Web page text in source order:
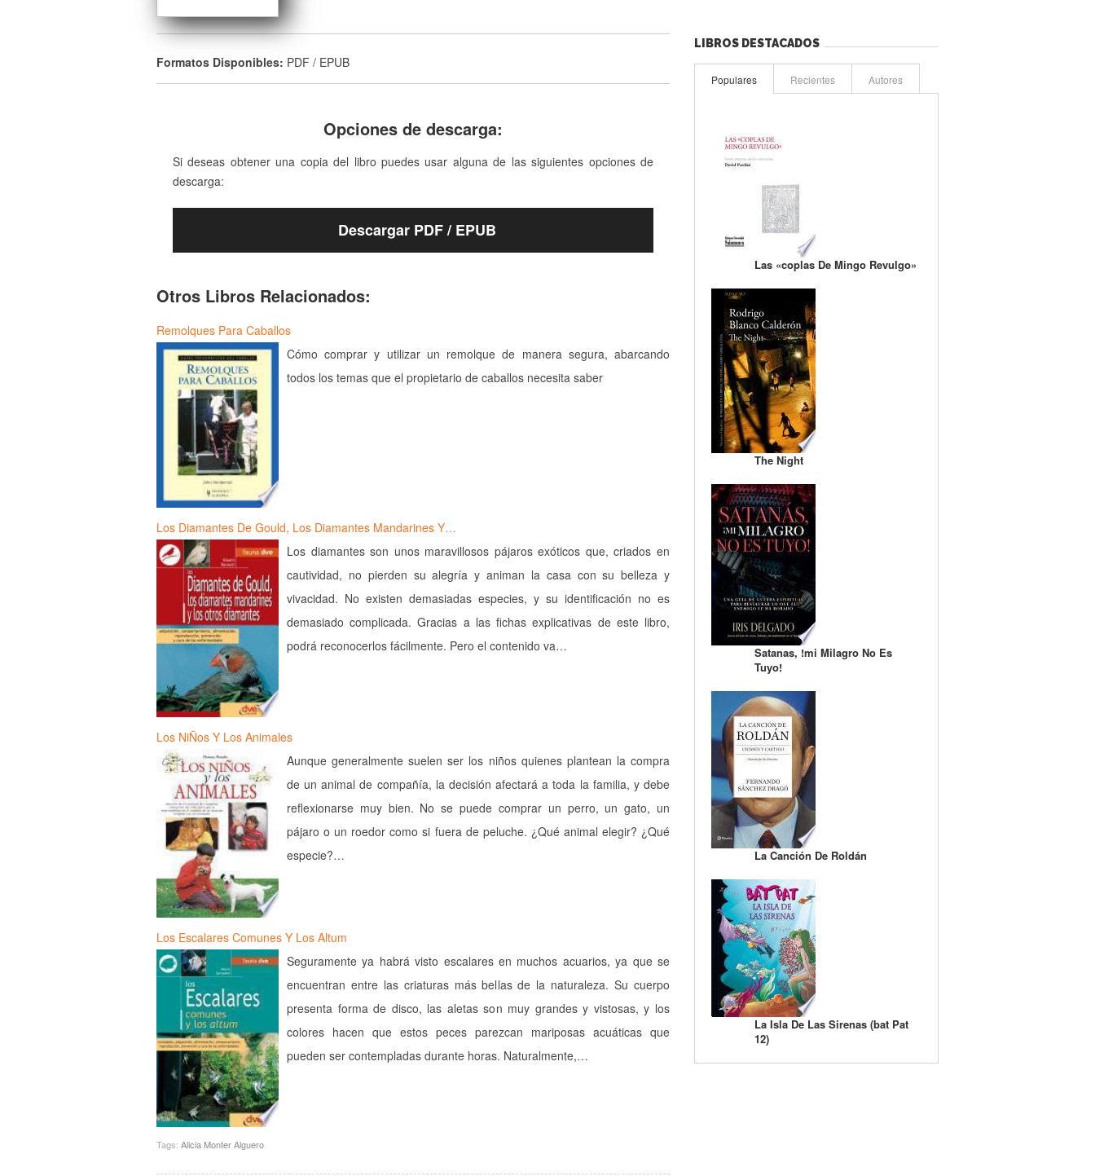
Formatos Disponibles: PDF / EPUB
Opciones de descarga:
Si deseas obtener una copia del libro puedes usar alguna de las siguientes opciones de
descarga:
Descargar PDF / EPUB
Otros Libros Relacionados:
Remolques Para Caballos
Cómo comprar y utilizar un remolque de manera segura, abarcando
todos los temas que el propietario de caballos necesita saber
Los Diamantes De Gould, Los Diamantes Mandarines Y…
Los diamantes son unos maravillosos pájaros exóticos que, criados en
cautividad, no pierden su alegría y animan la casa con su belleza y
vivacidad. No existen demasiadas especies, y su identificación no es
demasiado complicada. Gracias a las fichas explicativas de este libro,
podrá reconocerlos fácilmente. Pero el contenido va…
Los NiÑos Y Los Animales
Aunque generalmente suelen ser los niños quienes plantean la compra
de un animal de compañía, la decisión afectará a toda la familia, y debe
reflexionarse muy bien. No se puede comprar un perro, un gato, un
pájaro o un roedor como si fuera de peluche. ¿Qué animal elegir? ¿Qué
especie?…
Los Escalares Comunes Y Los Altum
Seguramente ya habrá visto escalares en muchos acuarios, ya que se
encuentran entre las criaturas más bellas de la naturaleza. Su cuerpo
presenta forma de disco, las aletas son muy grandes y vistosas, y los
colores hacen que estos peces parezcan mariposas acuáticas que
pueden ser contempladas durante horas. Naturalmente,…
Tags: Alicia Monter Alguero
LIBROS DESTACADOS
Populares Recientes Autores
Las «coplas De Mingo Revulgo»
The Night
Satanas, !mi Milagro No Es
Tuyo!
La Canción De Roldán
La Isla De Las Sirenas (bat Pat
12)